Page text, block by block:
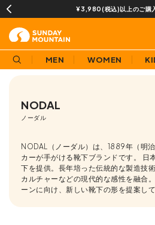
¥3,980(税込)以上のご購
MEN WOMEN
NODAL
ノーダル
NODAL（ノーダル）は、1889年（明
カーが手がける靴下ブランドです。 日
下を提供。長年培った伝統的な製造技
カルチャーなどの現代的な感性を融合
ーンに向け、新しい靴下の形を提案して